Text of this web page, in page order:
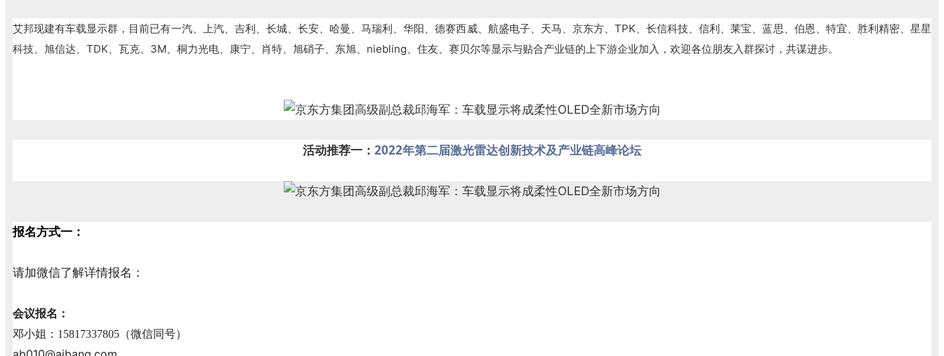
艾邦现建有车载显示群，目前已有一汽、上汽、吉利、长城、长安、哈曼、马瑞利、华阳、德赛西威、航盛电子、天马、京东方、TPK、长信科技、信利、莱宝、蓝思、伯恩、特宜、胜利精密、星星
科技、旭信达、TDK、瓦克、3M、桐力光电、康宁、肖特、旭硝子、东旭、niebling、住友、赛贝尔等显示与贴合产业链的上下游企业加入，欢迎各位朋友入群探讨，共谋进步。
活动推荐一： 2022年第二届激光雷达创新技术及产业链高峰论坛
报名方式一：
请加微信了解详情报名：
会议报名：
邓小姐： 15817337805（微信同号）